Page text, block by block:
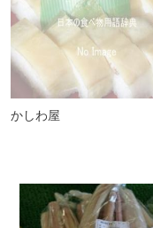
かしわ屋